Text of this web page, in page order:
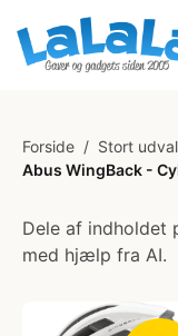
Forside / Stort
Abus WingBack -
Dele af indholdet
med hjælp fra AI.